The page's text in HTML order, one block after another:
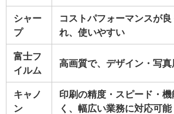
シャー
プ
コストパフォーマンスが
れ、使いやすい
富士フ
イルム
高画質で、デザイン・写
キャノ
ン
印刷の精度・スピード・
く、幅広い業務に対応可能